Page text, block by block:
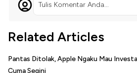
Tulis Komentar Anda...
Related Articles
Pantas Ditolak, Apple Ngaku Mau
Cuma Segini